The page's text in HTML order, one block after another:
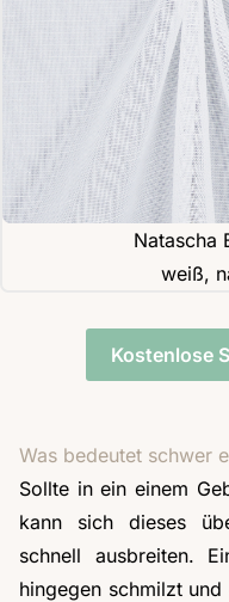
Natascha
weiß,
Kostenlose
Was bedeutet schwer
Sollte in ein einem
kann sich dieses
schnell ausbreiten.
hingegen schmilzt